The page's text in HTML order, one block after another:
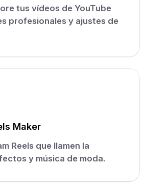
tus vídeos de YouTube
profesionales y ajustes de
Maker
Reels que llamen la
y música de moda.